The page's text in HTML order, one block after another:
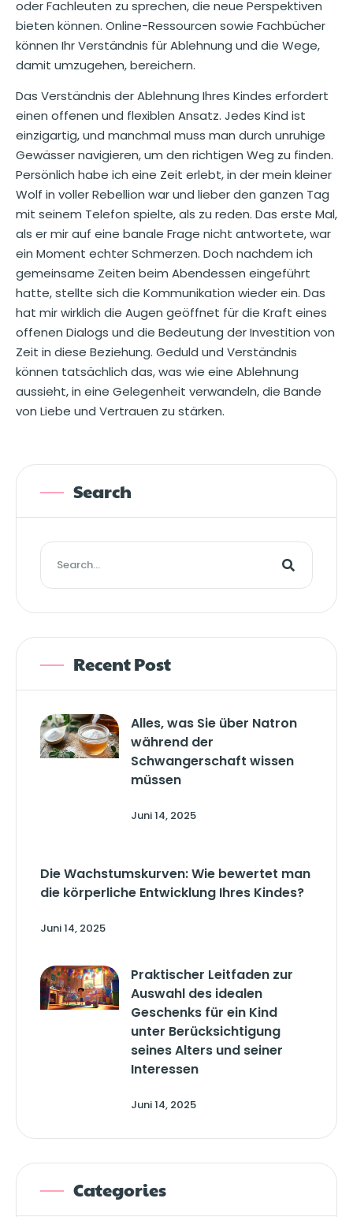
oder Fachleuten zu sprechen, die neue Perspektiven
bieten können. Online-Ressourcen sowie Fachbücher
können Ihr Verständnis für Ablehnung und die Wege,
damit umzugehen, bereichern.
Das Verständnis der Ablehnung Ihres Kindes erfordert
einen offenen und flexiblen Ansatz. Jedes Kind ist
einzigartig, und manchmal muss man durch unruhige
Gewässer navigieren, um den richtigen Weg zu finden.
Persönlich habe ich eine Zeit erlebt, in der mein kleiner
Wolf in voller Rebellion war und lieber den ganzen Tag
mit seinem Telefon spielte, als zu reden. Das erste Mal,
als er mir auf eine banale Frage nicht antwortete, war
ein Moment echter Schmerzen. Doch nachdem ich
gemeinsame Zeiten beim Abendessen eingeführt
hatte, stellte sich die Kommunikation wieder ein. Das
hat mir wirklich die Augen geöffnet für die Kraft eines
offenen Dialogs und die Bedeutung der Investition von
Zeit in diese Beziehung. Geduld und Verständnis
können tatsächlich das, was wie eine Ablehnung
aussieht, in eine Gelegenheit verwandeln, die Bande
von Liebe und Vertrauen zu stärken.
Search
Recent Post
Alles, was Sie über Natron
während der
Schwangerschaft wissen
müssen
Juni 14, 2025
Die Wachstumskurven: Wie bewertet man
die körperliche Entwicklung Ihres Kindes?
Juni 14, 2025
Praktischer Leitfaden zur
Auswahl des idealen
Geschenks für ein Kind
unter Berücksichtigung
seines Alters und seiner
Interessen
Juni 14, 2025
Categories